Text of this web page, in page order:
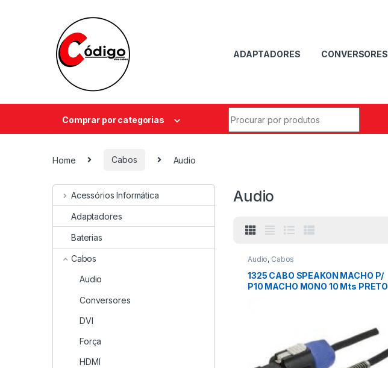
ADAPTADORES CONVERSORES
Comprar por categorias
Home Cabos Audio
Audio
Audio, Cabos
1325 CABO SPEAKON MACHO P/
P10 MACHO MONO 10 Mts PRETO
Acessórios Informática
Adaptadores
Baterias
Cabos
Audio
Conversores
DVI
Força
HDMI